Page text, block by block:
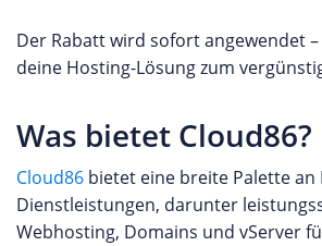
Der Rabatt wird sofort angewendet
deine Hosting-Lösung zum
Was bietet Cloud86?
Cloud86 bietet eine breite Palette an
Dienstleistungen, darunter
Webhosting, Domains und vServer